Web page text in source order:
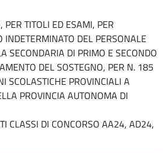
PER TITOLI ED ESAMI, PER
INDETERMINATO DEL PERSONALE
SECONDARIA DI PRIMO E SECONDO
DEL SOSTEGNO, PER N. 185
SCOLASTICHE PROVINCIALI A
PROVINCIA AUTONOMA DI
CLASSI DI CONCORSO AA24, AD24,